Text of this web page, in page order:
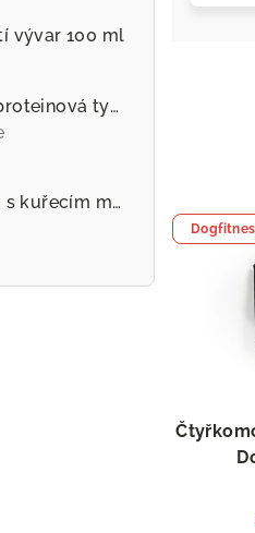
vývar 100 ml
RECOVERY Hovězí proteinová tyčinka pro psy
Dokas Játrový krém s kuřecím masem